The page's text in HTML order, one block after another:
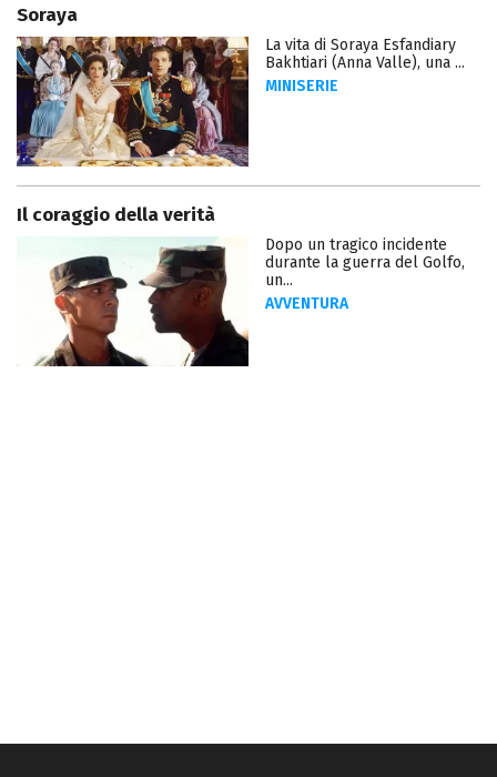
Soraya
La vita di Soraya Esfandiary
Bakhtiari (Anna Valle), una ...
MINISERIE
Il coraggio della verità
Dopo un tragico incidente
durante la guerra del Golfo,
un...
AVVENTURA